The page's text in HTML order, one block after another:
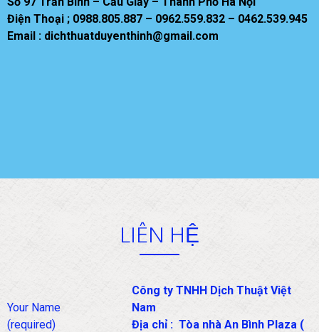
Điện Thoại ; 0988.805.887 – 0962.559.832 – 0462.539.945
Email : dichthuatduyenthinh@gmail.com
LIÊN HỆ
Your Name
(required)
Công ty TNHH Dịch Thuật Việt
Nam
Địa chỉ : Tòa nhà An Bình Plaza (